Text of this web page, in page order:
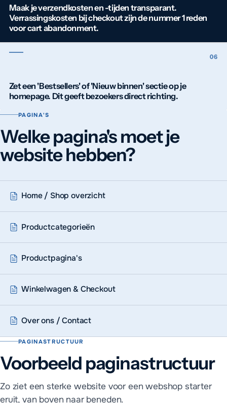
Maak je verzendkosten en -tijden transparant.
Verrassingskosten bij checkout zijn de nummer 1 reden
voor cart abandonment.
Zet een 'Bestsellers' of 'Nieuw binnen' sectie op je
homepage. Dit geeft bezoekers direct richting.
PAGINA'S
Welke pagina's moet je
website hebben?
Home / Shop overzicht
Productcategorieën
Productpagina's
Winkelwagen & Checkout
Over ons / Contact
PAGINASTRUCTUUR
Voorbeeld paginastructuur
Zo ziet een sterke website voor een webshop starter
eruit, van boven naar beneden.